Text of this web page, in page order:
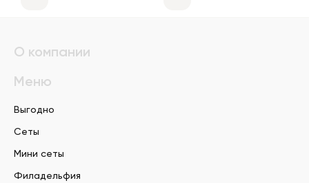
О компании
Меню
Выгодно
Сеты
Мини сеты
Филадельфия